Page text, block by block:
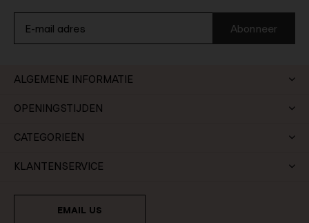
Abonneer
ALGEMENE INFORMATIE
OPENINGSTIJDEN
CATEGORIEËN
KLANTENSERVICE
EMAIL US